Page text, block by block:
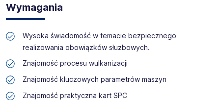
Wymagania
Wysoka świadomość w temacie bezpiecznego
realizowania obowiązków służbowych.
Znajomość procesu wulkanizacji
Znajomość kluczowych parametrów maszyn
Znajomość praktyczna kart SPC